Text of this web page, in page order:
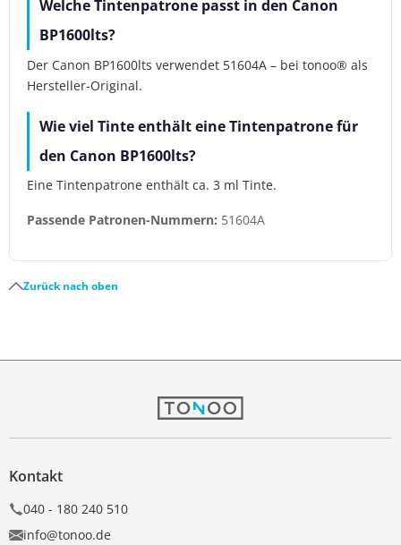
Welche Tintenpatrone passt in den Canon
BP1600lts?
Der Canon BP1600lts verwendet 51604A – bei tonoo® als
Hersteller-Original.
Wie viel Tinte enthält eine Tintenpatrone für
den Canon BP1600lts?
Eine Tintenpatrone enthält ca. 3 ml Tinte.
Passende Patronen-Nummern: 51604A
Zurück nach oben
Kontakt
040 - 180 240 510
info@tonoo.de